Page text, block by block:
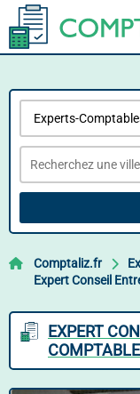
Comptaliz.fr
Expert Conseil
EXPERT